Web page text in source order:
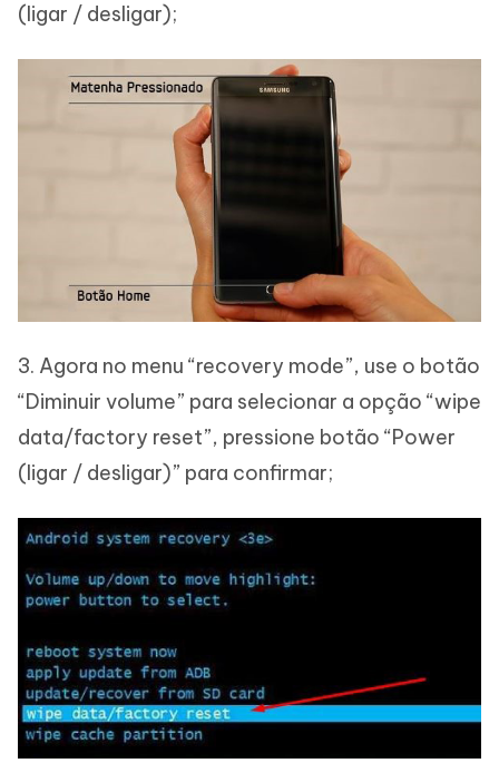
(ligar / desligar);
3. Agora no menu “recovery mode”, use o botão
“Diminuir volume” para selecionar a opção “wipe
data/factory reset”, pressione botão “Power
(ligar / desligar)” para confirmar;